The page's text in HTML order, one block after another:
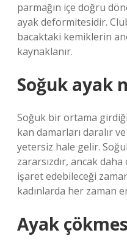
parmağın içe doğru
ayak deformitesidir.
bacaktaki kemiklerin
kaynaklanır.
Soğuk ayak
Soğuk bir ortama
kan damarları daralır
yetersiz hale gelir.
zararsızdır, ancak
işaret edebileceği
kadınlarda her zaman
Ayak